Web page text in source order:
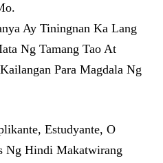
Ay Tiningnan Ka Lang
Ng Tamang Tao At
Para Magdala Ng
Estudyante, O
Ng Hindi Makatwirang